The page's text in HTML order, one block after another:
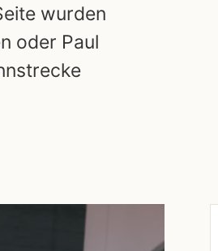
wurden
oder Paul